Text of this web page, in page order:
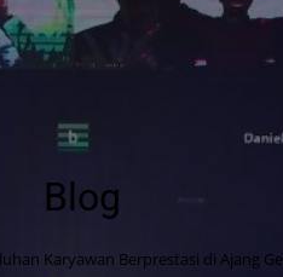
Blog
Karyawan Berprestasi di Ajang